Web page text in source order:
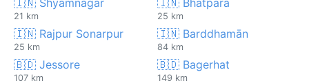
21 km 25 km
🇮🇳 Rajpur Sonarpur
25 km
🇮🇳 Barddhamān
84 km
🇧🇩 Jessore
107 km
🇧🇩 Bagerhat
149 km